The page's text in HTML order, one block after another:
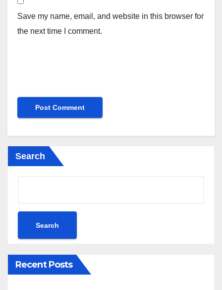
Save my name, email, and website in this browser for
the next time I comment.
Search
Search
Recent Posts